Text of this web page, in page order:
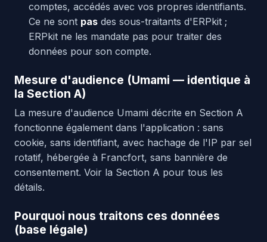
comptes, accédés avec vos propres identifiants.
Ce ne sont pas des sous-traitants d'ERPkit ;
ERPkit ne les mandate pas pour traiter des
données pour son compte.
Mesure d'audience (Umami — identique à
la Section A)
La mesure d'audience Umami décrite en Section A
fonctionne également dans l'application : sans
cookie, sans identifiant, avec hachage de l'IP par sel
rotatif, hébergée à Francfort, sans bannière de
consentement. Voir la Section A pour tous les
détails.
Pourquoi nous traitons ces données
(base légale)